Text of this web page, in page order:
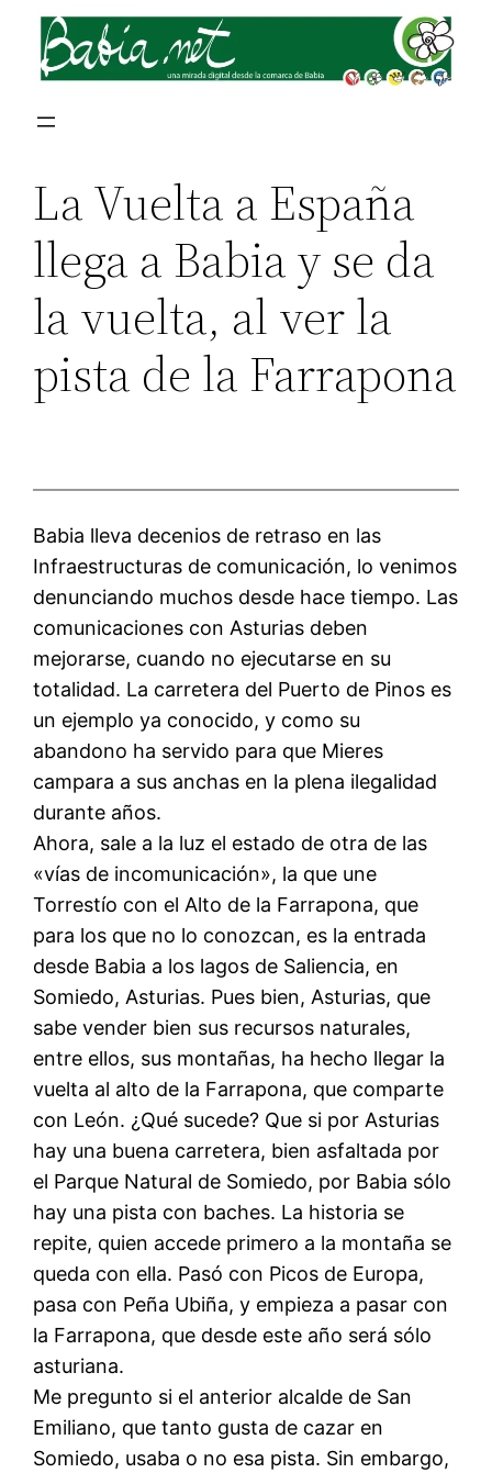
La Vuelta a España
llega a Babia y se da
la vuelta, al ver la
pista de la Farrapona
Babia lleva decenios de retraso en las
Infraestructuras de comunicación, lo venimos
denunciando muchos desde hace tiempo. Las
comunicaciones con Asturias deben
mejorarse, cuando no ejecutarse en su
totalidad. La carretera del Puerto de Pinos es
un ejemplo ya conocido, y como su
abandono ha servido para que Mieres
campara a sus anchas en la plena ilegalidad
durante años.
Ahora, sale a la luz el estado de otra de las
«vías de incomunicación», la que une
Torrestío con el Alto de la Farrapona, que
para los que no lo conozcan, es la entrada
desde Babia a los lagos de Saliencia, en
Somiedo, Asturias. Pues bien, Asturias, que
sabe vender bien sus recursos naturales,
entre ellos, sus montañas, ha hecho llegar la
vuelta al alto de la Farrapona, que comparte
con León. ¿Qué sucede? Que si por Asturias
hay una buena carretera, bien asfaltada por
el Parque Natural de Somiedo, por Babia sólo
hay una pista con baches. La historia se
repite, quien accede primero a la montaña se
queda con ella. Pasó con Picos de Europa,
pasa con Peña Ubiña, y empieza a pasar con
la Farrapona, que desde este año será sólo
asturiana.
Me pregunto si el anterior alcalde de San
Emiliano, que tanto gusta de cazar en
Somiedo, usaba o no esa pista. Sin embargo,